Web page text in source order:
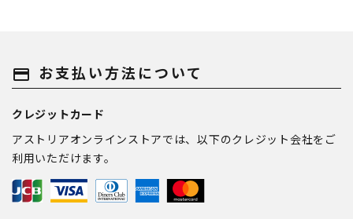
payment お支払い方法について
クレジットカード
アストリアオンラインストアでは、以下のクレジット会社をご
利用いただけます。